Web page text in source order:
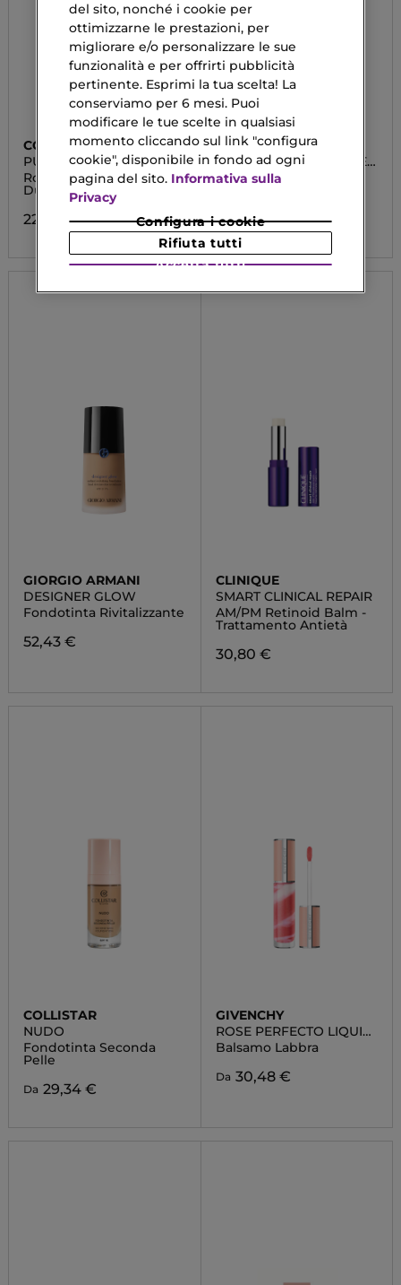
COLLISTAR
PURO ROSSETTO MATTE
Rossetto Matte Lunga
Durata
22,33 €
GIVENCHY
ROSE PERFECTO SHINE
SERUM
Rossetto Ultra Brillante
GIORGIO ARMANI
DESIGNER GLOW
Fondotinta Rivitalizzante
52,43 €
CLINIQUE
SMART CLINICAL REPAIR
AM/PM Retinoid Balm -
Trattamento Antietà
30,80 €
COLLISTAR
NUDO
Fondotinta Seconda
Pelle
Da 29,34 €
GIVENCHY
ROSE PERFECTO LIQUID
LIP BALM
Balsamo Labbra
Da 30,48 €
del sito, nonché i cookie per
ottimizzarne le prestazioni, per
migliorare e/o personalizzare le sue
funzionalità e per offrirti pubblicità
pertinente. Esprimi la tua scelta! La
conserviamo per 6 mesi. Puoi
modificare le tue scelte in qualsiasi
momento cliccando sul link "configura
cookie", disponibile in fondo ad ogni
pagina del sito. Informativa sulla
Privacy
Configura i cookie
Rifiuta tutti
Accetta tutti